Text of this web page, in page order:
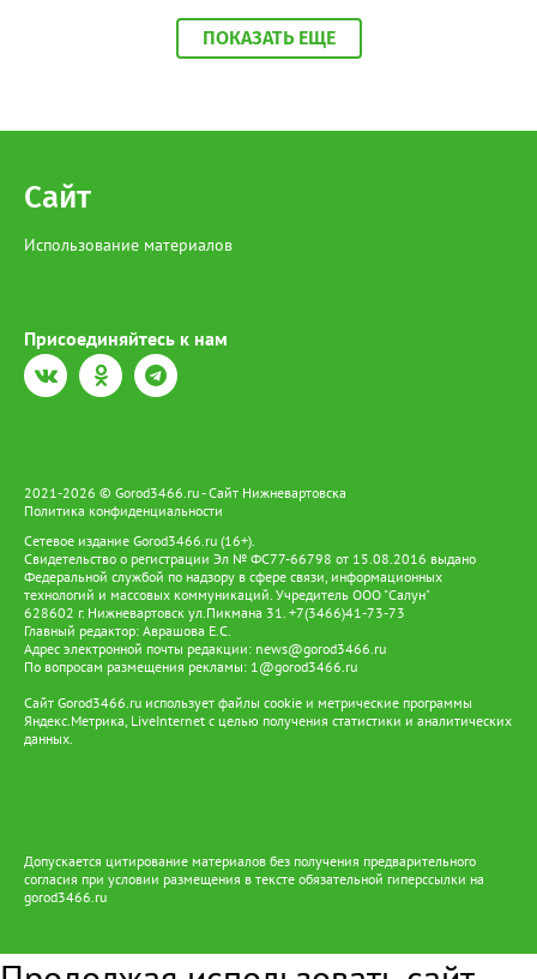
добавили, что на втором месте расположилась улица Ленина,
на дорогах которой произошло 19 дорожно-транспортных
ПОКАЗАТЬ ЕЩЕ
Сайт
Использование материалов
Присоединяйтесь к нам
2021-2026 © Gorod3466.ru - Сайт Нижневартовска
Политика конфиденциальности
Сетевое издание Gorod3466.ru (16+).
Свидетельство о регистрации Эл № ФС77-66798 от 15.08.2016 выдано
Федеральной службой по надзору в сфере связи, информационных
технологий и массовых коммуникаций. Учредитель ООО "Салун"
628602 г. Нижневартовск ул.Пикмана 31. +7(3466)41-73-73
Главный редактор: Аврашова Е.С.
Адрес электронной почты редакции: news@gorod3466.ru
По вопросам размещения рекламы: 1@gorod3466.ru
Сайт Gorod3466.ru использует файлы cookie и метрические программы
Яндекс.Метрика, LiveInternet с целью получения статистики и аналитических
данных.
Допускается цитирование материалов без получения предварительного
согласия при условии размещения в тексте обязательной гиперссылки на
gorod3466.ru